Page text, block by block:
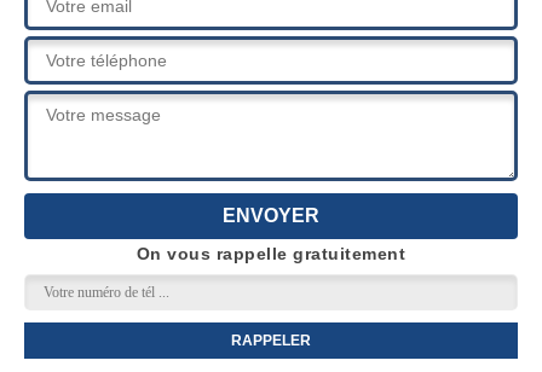
On vous rappelle gratuitement